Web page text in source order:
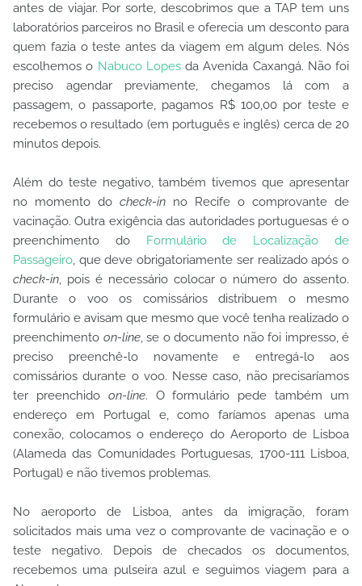
antes de viajar. Por sorte, descobrimos que a TAP tem uns
laboratórios parceiros no Brasil e oferecia um desconto para
quem fazia o teste antes da viagem em algum deles. Nós
escolhemos o Nabuco Lopesda Avenida Caxangá. Não foi
preciso agendar previamente, chegamos lá com a
passagem, o passaporte, pagamos R$ 100,00 por teste e
recebemos o resultado (em português e inglês) cerca de 20
minutos depois.
Além do teste negativo, também tivemos que apresentar
no momento do check-in no Recife o comprovante de
vacinação. Outra exigência das autoridades portuguesas é o
preenchimento do Formulário de Localização de
Passageiro, que deve obrigatoriamente ser realizado após o
check-in, pois é necessário colocar o número do assento.
Durante o voo os comissários distribuem o mesmo
formulário e avisam que mesmo que você tenha realizado o
preenchimento on-line, se o documento não foi impresso, é
preciso preenchê-lo novamente e entregá-lo aos
comissários durante o voo. Nesse caso, não precisaríamos
ter preenchido on-line. O formulário pede também um
endereço em Portugal e, como faríamos apenas uma
conexão, colocamos o endereço do Aeroporto de Lisboa
(Alameda das Comunidades Portuguesas, 1700-111 Lisboa,
Portugal) e não tivemos problemas.
No aeroporto de Lisboa, antes da imigração, foram
solicitados mais uma vez o comprovante de vacinação e o
teste negativo. Depois de checados os documentos,
recebemos uma pulseira azul e seguimos viagem para a